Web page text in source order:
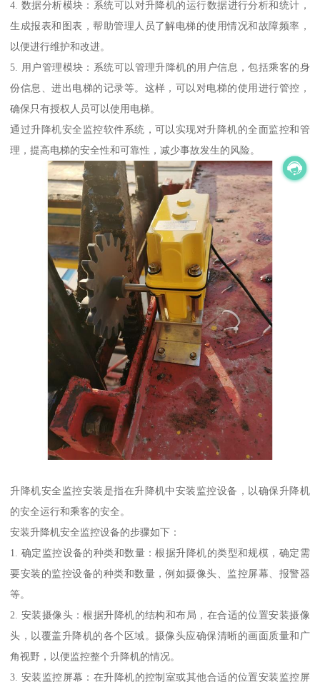
4. 数据分析模块：系统可以对升降机的运行数据进行分析和统计，
生成报表和图表，帮助管理人员了解电梯的使用情况和故障频率，
以便进行维护和改进。
5. 用户管理模块：系统可以管理升降机的用户信息，包括乘客的身
份信息、进出电梯的记录等。这样，可以对电梯的使用进行管控，
确保只有授权人员可以使用电梯。
通过升降机安全监控软件系统，可以实现对升降机的全面监控和管
理，提高电梯的安全性和可靠性，减少事故发生的风险。
升降机安全监控安装是指在升降机中安装监控设备，以确保升降机
的安全运行和乘客的安全。
安装升降机安全监控设备的步骤如下：
1. 确定监控设备的种类和数量：根据升降机的类型和规模，确定需
要安装的监控设备的种类和数量，例如摄像头、监控屏幕、报警器
等。
2. 安装摄像头：根据升降机的结构和布局，在合适的位置安装摄像
头，以覆盖升降机的各个区域。摄像头应确保清晰的画面质量和广
角视野，以便监控整个升降机的情况。
3. 安装监控屏幕：在升降机的控制室或其他合适的位置安装监控屏